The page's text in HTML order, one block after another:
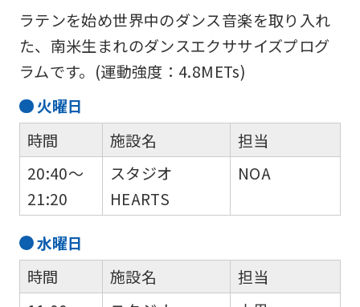
ラテンを始め世界中のダンス音楽を取り入れ
た、南米生まれのダンスエクササイズプログ
ラムです。(運動強度：4.8METs)
火曜日
時間
20:40～
21:20
施設名
スタジオ
HEARTS
担当
NOA
水曜日
時間
施設名
担当
foreigners
Central
official
website
translated
English.
Click